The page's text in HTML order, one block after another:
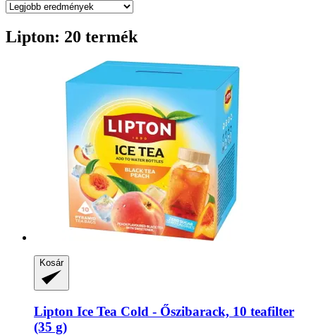
Lipton: 20 termék
Kosár
Lipton Ice Tea Cold -​ Őszibarack, 10 teafilter
(35 g)